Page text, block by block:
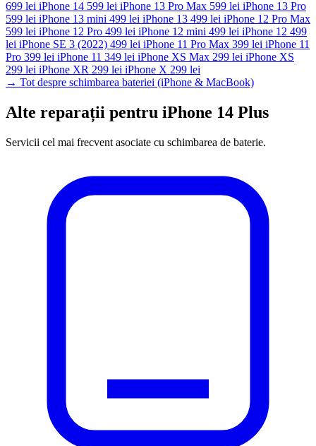
699 lei iPhone 14 599 lei iPhone 13 Pro Max 599 lei iPhone 13 Pro
599 lei iPhone 13 mini 499 lei iPhone 13 499 lei iPhone 12 Pro Max
599 lei iPhone 12 Pro 499 lei iPhone 12 mini 499 lei iPhone 12 499
lei iPhone SE 3 (2022) 499 lei iPhone 11 Pro Max 399 lei iPhone 11
Pro 399 lei iPhone 11 349 lei iPhone XS Max 299 lei iPhone XS
299 lei iPhone XR 299 lei iPhone X 299 lei
→ Tot despre schimbarea bateriei (iPhone & MacBook)
Alte reparații pentru iPhone 14 Plus
Servicii cel mai frecvent asociate cu schimbarea de baterie.